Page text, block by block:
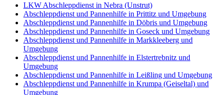
LKW Abschleppdienst in Nebra (Unstrut)
Abschleppdienst und Pannenhilfe in Prittitz und Umgebung
Abschleppdienst und Pannenhilfe in Döbris und Umgebung
Abschleppdienst und Pannenhilfe in Goseck und Umgebung
Abschleppdienst und Pannenhilfe in Markkleeberg und
Umgebung
Abschleppdienst und Pannenhilfe in Elstertrebnitz und
Umgebung
Abschleppdienst und Pannenhilfe in Leißling und Umgebung
Abschleppdienst und Pannenhilfe in Krumpa (Geiseltal) und
Umgebung